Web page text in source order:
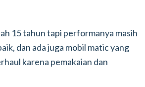
15 tahun tapi performanya masih
dan ada juga mobil matic yang
karena pemakaian dan